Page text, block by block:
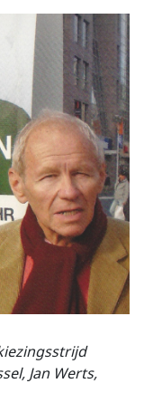
Jan Werts,